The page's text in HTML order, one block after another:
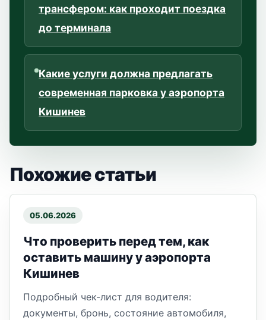
трансфером: как проходит поездка
до терминала
Какие услуги должна предлагать
современная парковка у аэропорта
Кишинев
Похожие статьи
05.06.2026
Что проверить перед тем, как
оставить машину у аэропорта
Кишинев
Подробный чек-лист для водителя:
документы, бронь, состояние автомобиля,